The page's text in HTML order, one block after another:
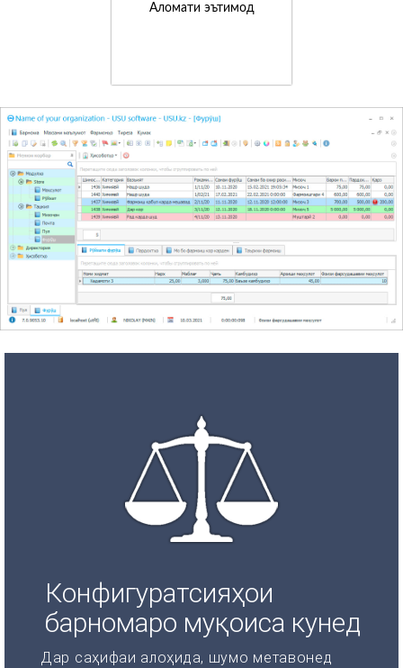
Аломати эътимод
Конфигуратсияҳои
барномаро муқоиса кунед
Дар саҳифаи алоҳида, шумо метавонед